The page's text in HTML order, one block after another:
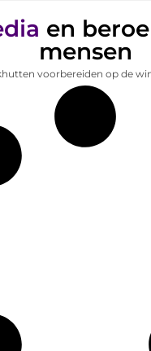
en
mensen
voorbereiden op de